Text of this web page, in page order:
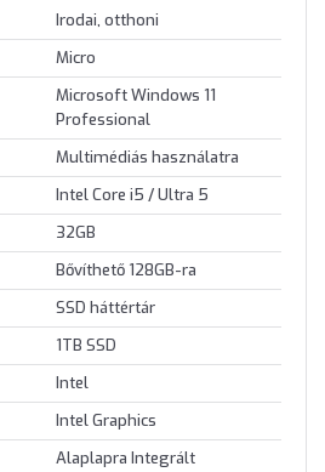
Irodai, otthoni
Micro
Microsoft Windows 11
Professional
Multimédiás használatra
Intel Core i5 / Ultra 5
32GB
Bővíthető 128GB-ra
SSD háttértár
1TB SSD
Intel
Intel Graphics
Alaplapra Integrált